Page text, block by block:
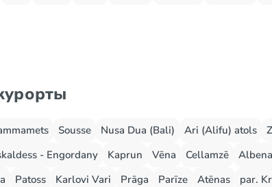
Sousse Nusa Dua (Bali) Ari (Alifu) atols
- Engordany Kaprun Vēna Cellamzē Albena
Patoss Karlovi Vari Prāga Parīze Atēnas par.